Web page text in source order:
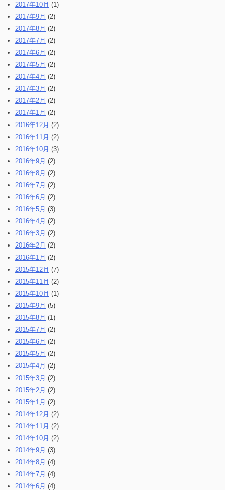
2017年10月 (1)
2017年9月 (2)
2017年8月 (2)
2017年7月 (2)
2017年6月 (2)
2017年5月 (2)
2017年4月 (2)
2017年3月 (2)
2017年2月 (2)
2017年1月 (2)
2016年12月 (2)
2016年11月 (2)
2016年10月 (3)
2016年9月 (2)
2016年8月 (2)
2016年7月 (2)
2016年6月 (2)
2016年5月 (3)
2016年4月 (2)
2016年3月 (2)
2016年2月 (2)
2016年1月 (2)
2015年12月 (7)
2015年11月 (2)
2015年10月 (1)
2015年9月 (5)
2015年8月 (1)
2015年7月 (2)
2015年6月 (2)
2015年5月 (2)
2015年4月 (2)
2015年3月 (2)
2015年2月 (2)
2015年1月 (2)
2014年12月 (2)
2014年11月 (2)
2014年10月 (2)
2014年9月 (3)
2014年8月 (4)
2014年7月 (4)
2014年6月 (4)